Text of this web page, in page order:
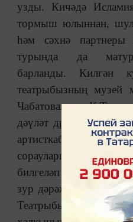
узды. Кичәдә
тормыш юлыннан,
һәм сәхнә
турында да
барланды. Килгән
театрыбызның музей
Чабатованың
дәүләт драма һәм
артисткабыз
сорауларга җавап
билгеләп үткәнчә:
зур дәрәҗәләргә ия
Театрыбызның гына